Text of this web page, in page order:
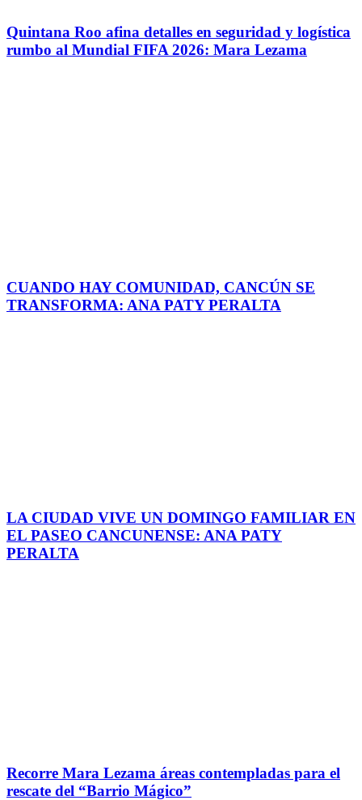
Quintana Roo afina detalles en seguridad y logística
rumbo al Mundial FIFA 2026: Mara Lezama
CUANDO HAY COMUNIDAD, CANCÚN SE
TRANSFORMA: ANA PATY PERALTA
LA CIUDAD VIVE UN DOMINGO FAMILIAR EN
EL PASEO CANCUNENSE: ANA PATY
PERALTA
Recorre Mara Lezama áreas contempladas para el
rescate del “Barrio Mágico”